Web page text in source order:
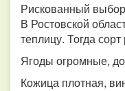
Рискованный
В Ростовской
теплицу. Тогда
Ягоды огромные, до
Кожица плотная,